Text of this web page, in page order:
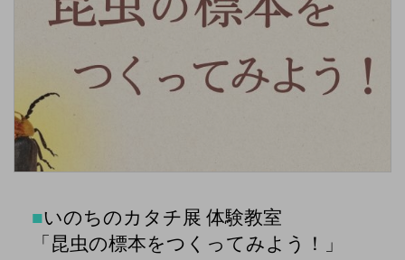
■いのちのカタチ展 体験教室
「昆虫の標本をつくってみよう！」